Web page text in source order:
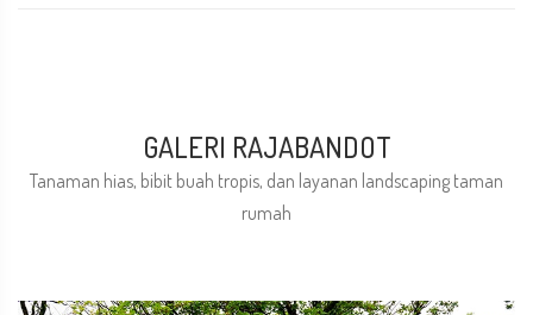
GALERI RAJABANDOT
Tanaman hias, bibit buah tropis, dan layanan landscaping taman
rumah